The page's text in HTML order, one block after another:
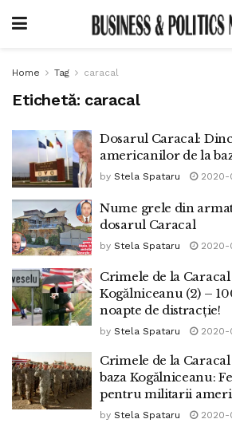
Home Tag caracal
Etichetă: caracal
Dosarul Caracal:
americanilor de la
by Stela Spataru 2020-
Nume grele din
dosarul Caracal
by Stela Spataru 2020-
Crimele de la
Kogălniceanu (2) –
noapte de distracție!
by Stela Spataru 2020-
Crimele de la
baza Kogălniceanu:
pentru militarii
by Stela Spataru 2020-